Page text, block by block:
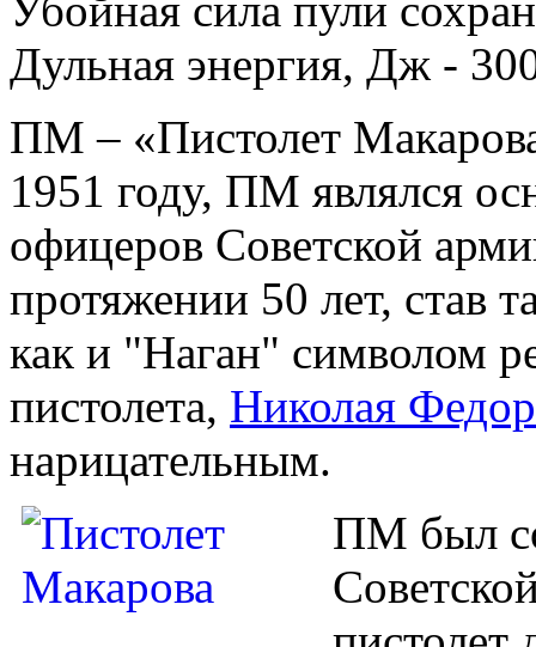
Дульная энергия, Дж -
ПМ – «Пистолет
1951 году, ПМ являлся
офицеров Советской
протяжении 50 лет, став
как и "Наган" символом
пистолета, Николая
нарицательным.
ПМ был